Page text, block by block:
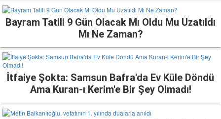
Bayram Tatili 9 Gün Olacak Mı Oldu Mu Uzatıldı
Mı Ne Zaman?
İtfaiye Şokta: Samsun Bafra'da Ev Küle Döndü
Ama Kuran-ı Kerim'e Bir Şey Olmadı!